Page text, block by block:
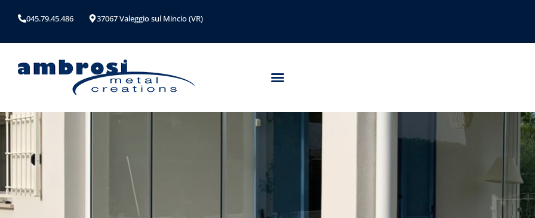
045.79.45.486 37067 Valeggio sul Mincio (VR)